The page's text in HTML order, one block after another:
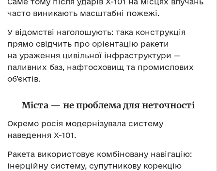
часто виникають масштабні пожежі.
У відомстві наголошують: така конструкція
прямо свідчить про орієнтацію ракети
на ураження цивільної інфраструктури —
паливних баз, нафтосховищ та промислових
об’єктів.
Міста — не проблема для неточності
Окремо росія модернізувала систему
наведення Х-101.
Ракета використовує комбіновану навігацію:
інерційну систему, супутникову корекцію